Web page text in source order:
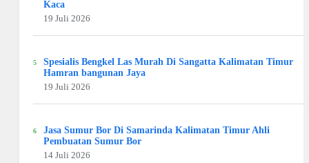
Kaca
19 Juli 2026
Spesialis Bengkel Las Murah Di Sangatta Kalimatan Timur
Hamran bangunan Jaya
19 Juli 2026
Jasa Sumur Bor Di Samarinda Kalimatan Timur Ahli
Pembuatan Sumur Bor
14 Juli 2026